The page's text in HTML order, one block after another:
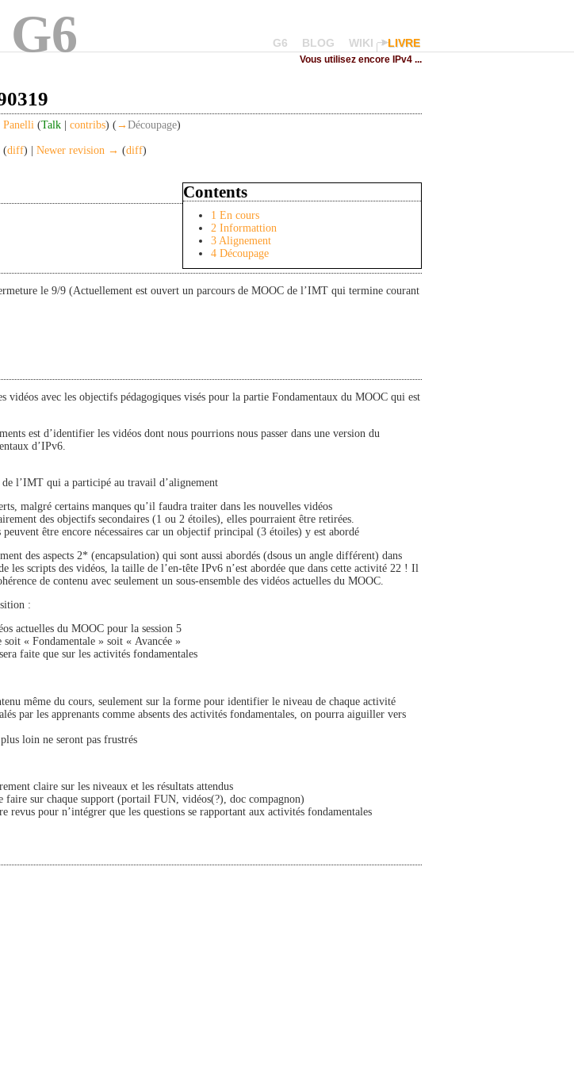
G6 BLOG WIKI LIVRE
Vous utilisez encore IPv4 ...
Panelli (Talk contribs) (→ Découpage)
(diff) | Newer revision → (diff)
Contents
1 En cours
2 Informattion
3 Alignement
4 Découpage
le 9/9 (Actuellement est ouvert un parcours de MOOC de l’IMT qui termine courant
vidéos avec les objectifs pédagogiques visés pour la partie Fondamentaux du MOOC qui est
est d’identifier les vidéos dont nous pourrions nous passer dans une version du
d’IPv6.
l’IMT qui a participé au travail d’alignement
malgré certains manques qu’il faudra traiter dans les nouvelles vidéos
des objectifs secondaires (1 ou 2 étoiles), elles pourraient être retirées.
peuvent être encore nécessaires car un objectif principal (3 étoiles) y est abordé
des aspects 2* (encapsulation) qui sont aussi abordés (dsous un angle différent) dans
les scripts des vidéos, la taille de l’en-tête IPv6 n’est abordée que dans cette activité 22 ! Il
de contenu avec seulement un sous-ensemble des vidéos actuelles du MOOC.
:
actuelles du MOOC pour la session 5
« Fondamentale » soit « Avancée »
faite que sur les activités fondamentales
même du cours, seulement sur la forme pour identifier le niveau de chaque activité
par les apprenants comme absents des activités fondamentales, on pourra aiguiller vers
loin ne seront pas frustrés
claire sur les niveaux et les résultats attendus
faire sur chaque support (portail FUN, vidéos(?), doc compagnon)
revus pour n’intégrer que les questions se rapportant aux activités fondamentales